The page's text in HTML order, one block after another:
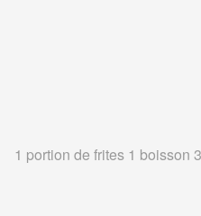
1 portion de frites 1 boisson